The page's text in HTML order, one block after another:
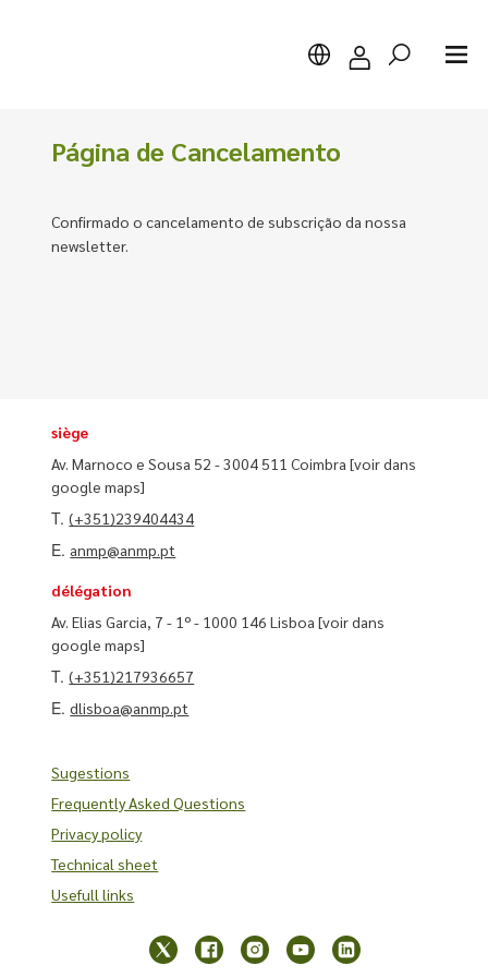
Chercher
Página de Cancelamento
Confirmado o cancelamento de subscrição da nossa
newsletter.
siège
Av. Marnoco e Sousa 52 - 3004 511 Coimbra[voir dans
google maps]
T.(+351)239404434
E. anmp@anmp.pt
délégation
Av. Elias Garcia, 7 - 1º - 1000 146 Lisboa[voir dans
google maps]
T.(+351)217936657
E.dlisboa@anmp.pt
Sugestions
Frequently Asked Questions
Privacy policy
Technical sheet
Usefull links